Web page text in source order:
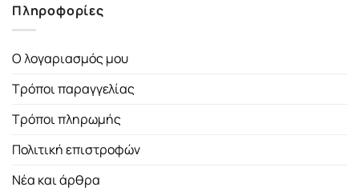
Πληροφορίες
Ο λογαριασμός μου
Τρόποι παραγγελίας
Τρόποι πληρωμής
Πολιτική επιστροφών
Νέα και άρθρα